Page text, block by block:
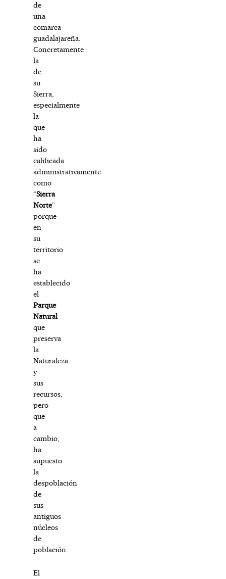
de
una
comarca
guadalajareña.
Concretamente
la
de
su
Sierra,
especialmente
la
que
ha
sido
calificada
administrativamente
como
“Sierra
Norte”
porque
en
su
territorio
se
ha
establecido
el
Parque
Natural
que
preserva
la
Naturaleza
y
sus
recursos,
pero
que
a
cambio,
ha
supuesto
la
despoblación
de
sus
antiguos
núcleos
de
población.
El